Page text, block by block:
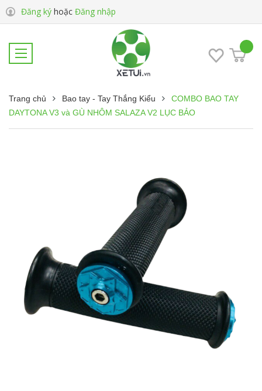
Đăng ký hoặc Đăng nhập
Trang chủ Bao tay - Tay Thắng Kiểu
COMBO BAO TAY
DAYTONA V3 và GÙ NHÔM SALAZA V2 LỤC BẢO